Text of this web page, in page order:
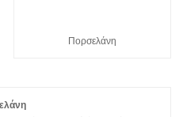
Πορσελάνη